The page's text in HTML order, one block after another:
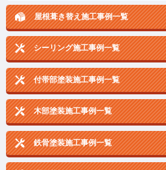
屋根葺き替え施工事例一覧
シーリング施工事例一覧
付帯部塗装施工事例一覧
木部塗装施工事例一覧
鉄骨塗装施工事例一覧